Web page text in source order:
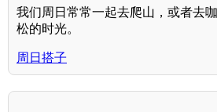
我们周日常常一起去爬山，或者去
松的时光。
周日搭子